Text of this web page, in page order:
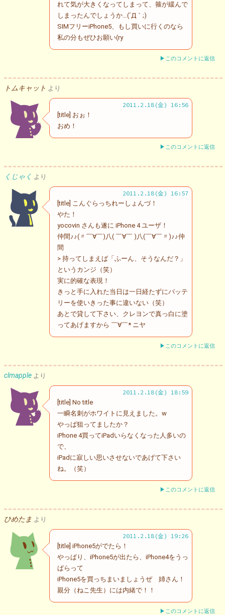
れて気が大きくなってしまって、箍が緩んで
しまったんでしょうか…(´Д｀;)
SIMフリーiPhone5、もし買いに行くのなら
私の分もぜひお願い(ry
▶このコメントに返信
トムキャット より
2011.2.18(金) 16:56
[title] おぉ！
おめ！
▶このコメントに返信
くじゃく より
2011.2.18(金) 16:57
[title] こんぐらっちれーしょんづ！
やた！
yocovin さんも遂に iPhone 4 ユーザ！
仲間♪♪(〃￣∀￣)八( ￣∀￣ )八(￣∀￣〃)♪♪仲
間
> 持ってしまえば「ふーん、そうなんだ？」
というカンジ（笑）
実に的確な表現！
きっと手に入れた当日は一日経たずにバッテ
リーを使いきった事に違いない（笑）
あとで貸して下さい、クレヨンで真っ白に塗
ってあげますから ￣∀￣* ニヤ
▶このコメントに返信
clmapple より
2011.2.18(金) 18:59
[title] No title
一瞬名刺がホワイトに見えました。w
やっぱ狙ってましたか？
iPhone 4買ってiPadいらなくなった人多いの
で、
iPadに寂しい思いさせないであげて下さい
ね。（笑）
▶このコメントに返信
ひめたま より
2011.2.18(金) 19:26
[title] iPhone5がでたら！
やっぱり、iPhone5が出たら、iPhone4をうっ
ぱらって
iPhone5を買っちまいましょうぜ 姉さん！
親分（ねこ先生）には内緒で！！
▶このコメントに返信